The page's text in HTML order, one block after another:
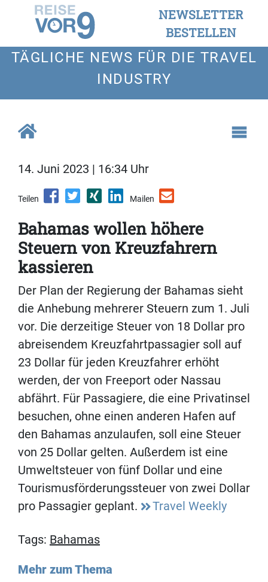
NEWSLETTER
BESTELLEN
TÄGLICHE NEWS FÜR DIE TRAVEL
INDUSTRY
14. Juni 2023 | 16:34 Uhr
Teilen Mailen
Bahamas wollen höhere
Steuern von Kreuzfahrern
kassieren
Der Plan der Regierung der Bahamas sieht
die Anhebung mehrerer Steuern zum 1. Juli
vor. Die derzeitige Steuer von 18 Dollar pro
abreisendem Kreuzfahrtpassagier soll auf
23 Dollar für jeden Kreuzfahrer erhöht
werden, der von Freeport oder Nassau
abfährt. Für Passagiere, die eine Privatinsel
besuchen, ohne einen anderen Hafen auf
den Bahamas anzulaufen, soll eine Steuer
von 25 Dollar gelten. Außerdem ist eine
Umweltsteuer von fünf Dollar und eine
Tourismusförderungssteuer von zwei Dollar
pro Passagier geplant.
Travel Weekly
Tags: Bahamas
Mehr zum Thema